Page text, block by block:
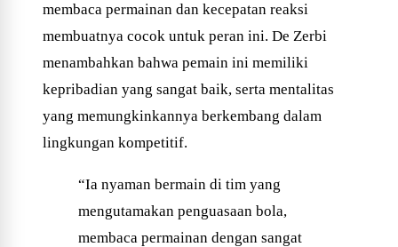
membaca permainan dan kecepatan reaksi
membuatnya cocok untuk peran ini. De Zerbi
menambahkan bahwa pemain ini memiliki
kepribadian yang sangat baik, serta mentalitas
yang memungkinkannya berkembang dalam
lingkungan kompetitif.
“Ia nyaman bermain di tim yang
mengutamakan penguasaan bola,
membaca permainan dengan sangat